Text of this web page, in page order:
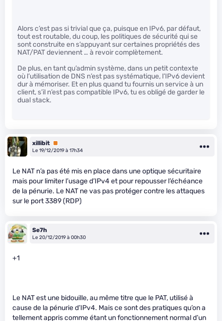
Alors c’est pas si trivial que ça, puisque en IPv6, par défaut,
tout est routable, du coup, les politiques de sécurité qui se
sont construite en s’appuyant sur certaines propriétés des
NAT/PAT deviennent … à revoir complètement.
De plus, en tant qu’admin système, dans un petit contexte
où l’utilisation de DNS n’est pas systématique, l’IPv6 devient
dur à mémoriser. Et en plus quand tu fournis un service à un
client, s’il n’est pas compatible IPv6, tu es obligé de garder le
dual stack.
xillibit Premium
Le 19/12/2019 à 17h34
Le NAT n’a pas été mis en place dans une optique sécuritaire
mais pour limiter l’usage d’IPv4 et pour repousser l’échéance
de la pénurie. Le NAT ne vas pas protéger contre les attaques
sur le port 3389 (RDP)
Se7h
Le 20/12/2019 à 00h30
+1
Le NAT est une bidouille, au même titre que le PAT, utilisé à
cause de la pénurie d’IPv4. Mais ce sont des pratiques qu’on a
tellement appris comme étant un fonctionnement normal d’un